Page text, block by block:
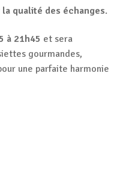
qualité des échanges.
à 21h45 et sera
gourmandes,
une parfaite harmonie